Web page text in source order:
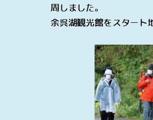
周しました。
余呉湖観光館をスタート